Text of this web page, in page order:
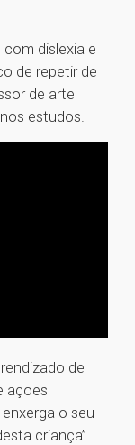
dislexia e
de repetir de
de arte
estudos.
de
ações
o seu
criança”.